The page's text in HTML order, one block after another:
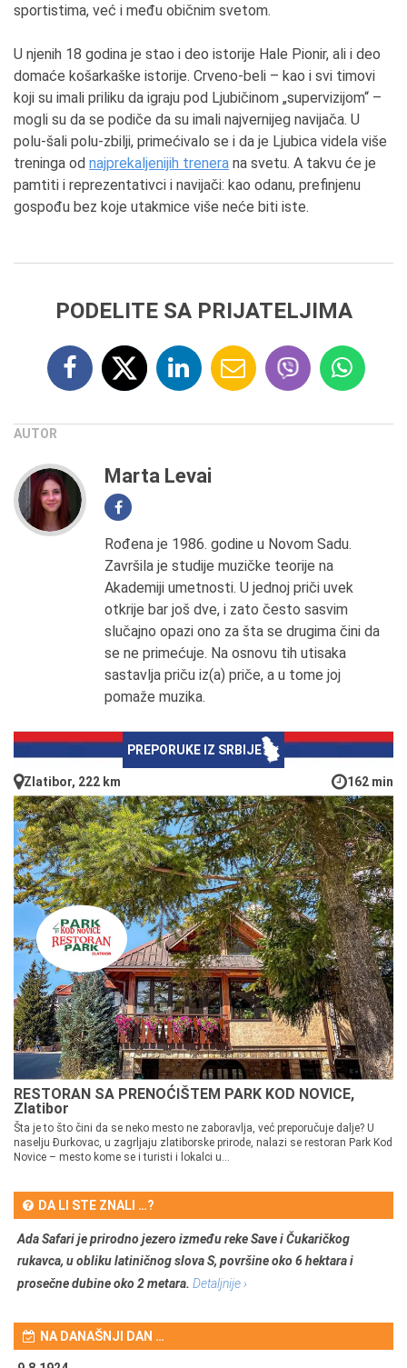
sportistima, već i među običnim svetom.
U njenih 18 godina je stao i deo istorije Hale Pionir, ali i deo
domaće košarkaške istorije. Crveno-beli – kao i svi timovi
koji su imali priliku da igraju pod Ljubičinom „supervizijom“ –
mogli su da se podiče da su imali najvernijeg navijača. U
polu-šali polu-zbilji, primećivalo se i da je Ljubica videla više
treninga od najprekaljenijih trenera na svetu. A takvu će je
pamtiti i reprezentativci i navijači: kao odanu, prefinjenu
gospođu bez koje utakmice više neće biti iste.
PODELITE SA PRIJATELJIMA
AUTOR
Marta Levai
Rođena je 1986. godine u Novom Sadu.
Završila je studije muzičke teorije na
Akademiji umetnosti. U jednoj priči uvek
otkrije bar još dve, i zato često sasvim
slučajno opazi ono za šta se drugima čini da
se ne primećuje. Na osnovu tih utisaka
sastavlja priču iz(a) priče, a u tome joj
pomaže muzika.
PREPORUKE IZ SRBIJE
Zlatibor, 222 km 162 min
RESTORAN SA PRENOĆIŠTEM PARK KOD NOVICE,
Zlatibor
Šta je to što čini da se neko mesto ne zaboravlja, već preporučuje dalje? U
naselju Đurkovac, u zagrljaju zlatiborske prirode, nalazi se restoran Park Kod
Novice – mesto kome se i turisti i lokalci u...
DA LI STE ZNALI …?
Ada Safari je prirodno jezero između reke Save i Čukaričkog
rukavca, u obliku latiničnog slova S, površine oko 6 hektara i
prosečne dubine oko 2 metara. Detaljnije ›
NA DANAŠNJI DAN …